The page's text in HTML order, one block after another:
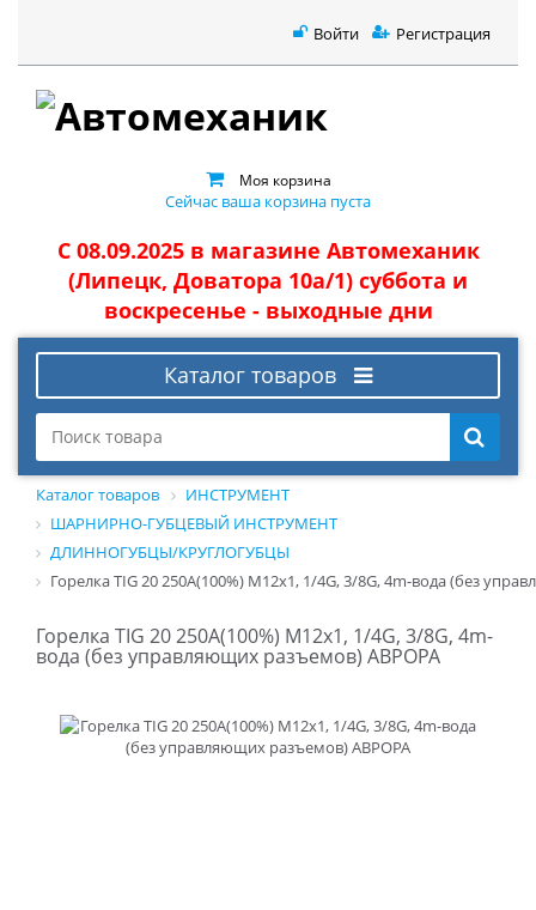
Войти Регистрация
Моя корзина
Сейчас ваша корзина пуста
С 08.09.2025 в магазине Автомеханик
(Липецк, Доватора 10а/1) суббота и
воскресенье - выходные дни
Каталог товаров
Каталог товаров
ИНСТРУМЕНТ
ШАРНИРНО-ГУБЦЕВЫЙ ИНСТРУМЕНТ
ДЛИННОГУБЦЫ/КРУГЛОГУБЦЫ
Горелка TIG 20 250A(100%) M12x1, 1/4G, 3/8G, 4m-вода (без
Горелка TIG 20 250A(100%) M12x1, 1/4G, 3/8G, 4m-
вода (без управляющих разъемов) АВРОРА